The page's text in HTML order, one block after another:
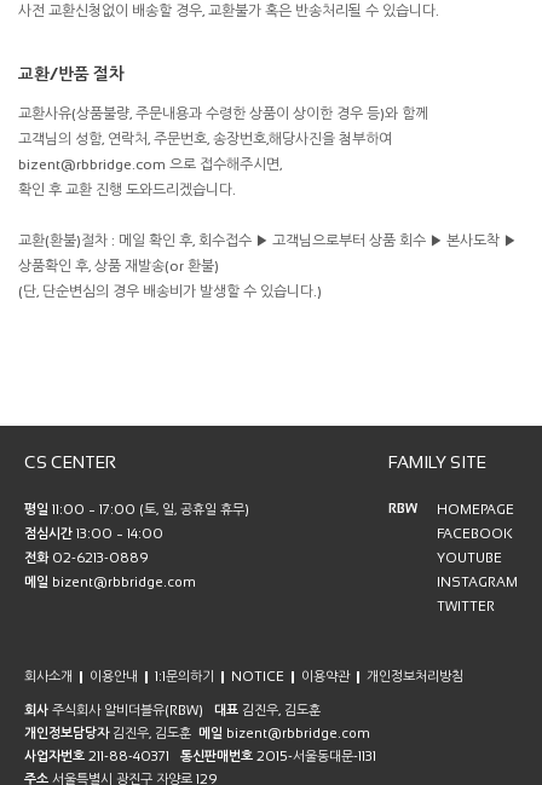
사전 교환신청없이 배송할 경우, 교환불가 혹은 반송처리될 수 있습니다.
교환/반품 절차
교환사유(상품불량, 주문내용과 수령한 상품이 상이한 경우 등)와 함께
고객님의 성함, 연락처, 주문번호, 송장번호,해당사진을 첨부하여
bizent@rbbridge.com 으로 접수해주시면,
확인 후 교환 진행 도와드리겠습니다.
교환(환불)절차 : 메일 확인 후, 회수접수 ▶ 고객님으로부터 상품 회수 ▶ 본사도착 ▶
상품확인 후, 상품 재발송(or 환불)
(단, 단순변심의 경우 배송비가 발생할 수 있습니다.)
CS CENTER
평일 11:00 ~ 17:00 (토, 일, 공휴일 휴무)
점심시간 13:00 ~ 14:00
전화02-6213-0889
메일 bizent@rbbridge.com
FAMILY SITE
RBW
HOMEPAGE
FACEBOOK
YOUTUBE
INSTAGRAM
TWITTER
회사소개 이용안내 1:1문의하기 NOTICE 이용약관 개인정보처리방침
회사 주식회사 알비더블유(RBW) 대표 김진우, 김도훈
개인정보담당자김진우, 김도훈 메일 bizent@rbbridge.com
사업자번호 211-88-40371 통신판매번호 2015-서울동대문-1131
주소 서울특별시 광진구 자양로 129